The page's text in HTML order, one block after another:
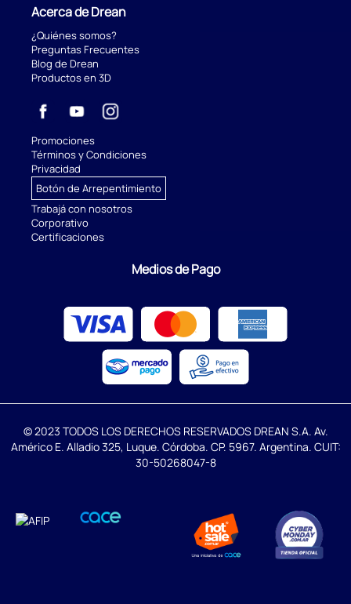
Acerca de Drean
¿Quiénes somos?
Preguntas Frecuentes
Blog de Drean
Productos en 3D
Promociones
Términos y Condiciones
Privacidad
Botón de Arrepentimiento
Trabajá con nosotros
Corporativo
Certificaciones
Medios de Pago
© 2023 TODOS LOS DERECHOS RESERVADOS DREAN S.A. Av.
Américo E. Alladio 325, Luque. Córdoba. CP. 5967. Argentina. CUIT:
30-50268047-8